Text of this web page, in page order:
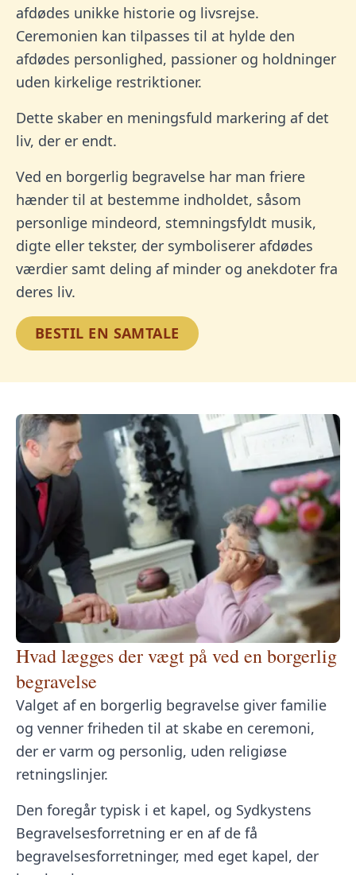
afdødes unikke historie og livsrejse.
Ceremonien kan tilpasses til at hylde den
afdødes personlighed, passioner og holdninger
uden kirkelige restriktioner.
Dette skaber en meningsfuld markering af det
liv, der er endt.
Ved en borgerlig begravelse har man friere
hænder til at bestemme indholdet, såsom
personlige mindeord, stemningsfyldt musik,
digte eller tekster, der symboliserer afdødes
værdier samt deling af minder og anekdoter fra
deres liv.
BESTIL EN SAMTALE
Hvad lægges der vægt på ved en borgerlig
begravelse
Valget af en borgerlig begravelse giver familie
og venner friheden til at skabe en ceremoni,
der er varm og personlig, uden religiøse
retningslinjer.
Den foregår typisk i et kapel, og Sydkystens
Begravelsesforretning er en af de få
begravelsesforretninger, med eget kapel, der